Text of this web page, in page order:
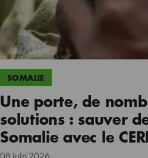
SOMALIE
Une porte, de
solutions : sauver
Somalie avec le
08 juin 2026